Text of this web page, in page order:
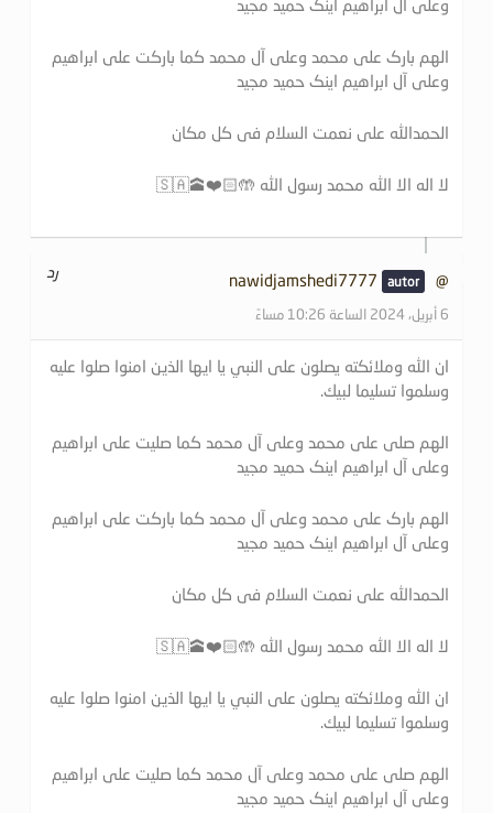
وعلی آل ابراهیم اینک حمید مجید
الهم بارک علی محمد وعلی آل محمد کما بارکت علی ابراهیم
وعلی آل ابراهیم اینک حمید مجید
الحمدالله علی نعمت السلام فی کل مکان
لا اله الا الله محمد رسول الله 🤲🏻❤️🕋🇸🇦
@nawidjamshedi7777
6 أبريل، 2024 الساعة 10:26 مساءً
رد
ان الله وملائكته يصلون على النبي يا ايها الذين امنوا صلوا عليه
وسلموا تسليما لبيك.
الهم صلی علی محمد وعلی آل محمد کما صلیت علی ابراهیم
وعلی آل ابراهیم اینک حمید مجید
الهم بارک علی محمد وعلی آل محمد کما بارکت علی ابراهیم
وعلی آل ابراهیم اینک حمید مجید
الحمدالله علی نعمت السلام فی کل مکان
لا اله الا الله محمد رسول الله 🤲🏻❤️🕋🇸🇦
ان الله وملائكته يصلون على النبي يا ايها الذين امنوا صلوا عليه
وسلموا تسليما لبيك.
الهم صلی علی محمد وعلی آل محمد کما صلیت علی ابراهیم
وعلی آل ابراهیم اینک حمید مجید